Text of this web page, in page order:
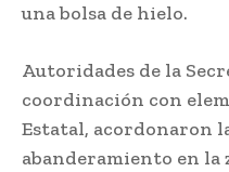
una bolsa de hielo.
Autoridades de la
coordinación con
Estatal, acordonaron
abanderamiento en la